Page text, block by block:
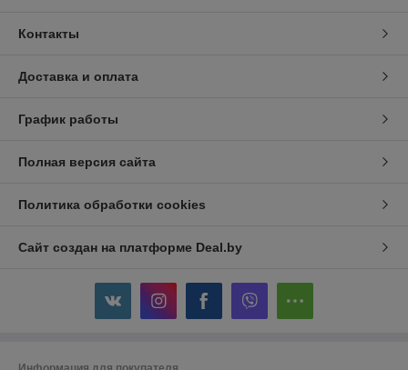
Контакты
Доставка и оплата
График работы
Полная версия сайта
Политика обработки cookies
Сайт создан на платформе Deal.by